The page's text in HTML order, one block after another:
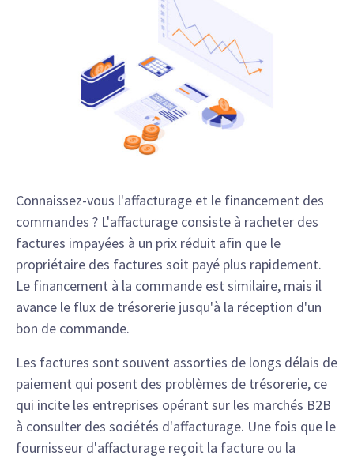
Connaissez-vous l'affacturage et le financement des
commandes ? L'affacturage consiste à racheter des
factures impayées à un prix réduit afin que le
propriétaire des factures soit payé plus rapidement.
Le financement à la commande est similaire, mais il
avance le flux de trésorerie jusqu'à la réception d'un
bon de commande.
Les factures sont souvent assorties de longs délais de
paiement qui posent des problèmes de trésorerie, ce
qui incite les entreprises opérant sur les marchés B2B
à consulter des sociétés d'affacturage. Une fois que le
fournisseur d'affacturage reçoit la facture ou la